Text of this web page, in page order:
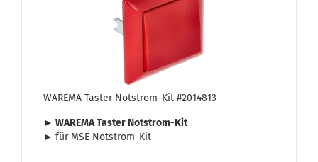
WA­RE­MA Tas­ter Notstrom-​​Kit #2014813
► WA­RE­MA Tas­ter Notstrom-​Kit
► für MSE Notstrom-​Kit